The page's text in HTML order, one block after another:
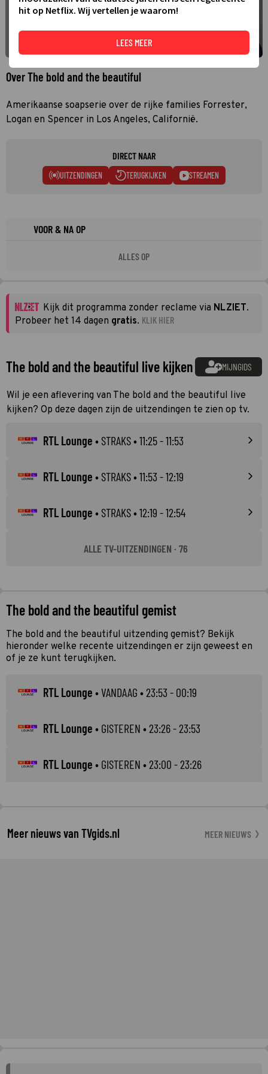
Over The bold and the beautiful
Amerikaanse soapserie over de rijke families Forrester,
Logan en Spencer in Los Angeles, Californië.
DIRECT NAAR
UITZENDINGEN TERUGKIJKEN STREAMEN
VOOR & NA OP
ALLES OP
Kijk dit programma zonder reclame via NLZIET.
Probeer het 14 dagen gratis. KLIK HIER
The bold and the beautiful live kijken MIJNGIDS
Wil je een aflevering van The bold and the beautiful live
kijken? Op deze dagen zijn de uitzendingen te zien op tv.
RTL Lounge • STRAKS• 11:25 - 11:53
RTL Lounge • STRAKS• 11:53 - 12:19
RTL Lounge • STRAKS• 12:19 - 12:54
ALLE TV-UITZENDINGEN · 76
The bold and the beautiful gemist
The bold and the beautiful uitzending gemist? Bekijk
hieronder welke recente uitzendingen er zijn geweest en
of je ze kunt terugkijken.
RTL Lounge •VANDAAG • 23:53 - 00:19
RTL Lounge • GISTEREN • 23:26 - 23:53
RTL Lounge • GISTEREN • 23:00 - 23:26
Meer nieuws van TVgids.nl MEER NIEUWS
hit op Netflix. Wij vertellen je waarom!
LEES MEER